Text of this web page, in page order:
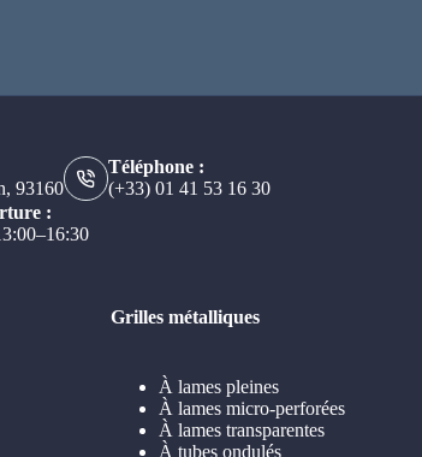
93160
Téléphone :
(+33) 01 41 53 16 30
:
Grilles métalliques
À lames pleines
À lames micro-perforées
À lames transparentes
À tubes ondulés